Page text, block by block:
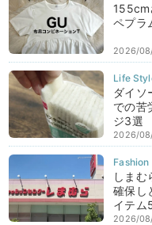
155cm
ペプラ
2026/
ダイソ
での苦
ジ3選
2026/
しまむ
確保し
イテム
2026/